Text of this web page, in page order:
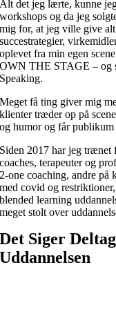
Alt det jeg lærte, kunne
workshops og da jeg
mig for, at jeg ville give
succestrategier,
oplevet fra min egen
OWN THE STAGE – og
Speaking.
Meget få ting giver mig
klienter træder op på
og humor og får publikum
Siden 2017 har jeg
coaches, terapeuter og
2-one coaching, andre på
med covid og
blended learning
meget stolt over
Det Siger
Uddannelsen